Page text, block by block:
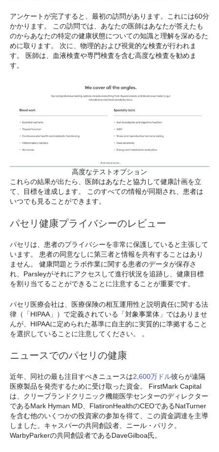
アンケートが完了すると、最初の訪問があります。これには60分
かかります。 この訪問では、あなたの医師はあなたが答えたも
のからあなたの特定の健康状態についての知識と理解を深めるた
めに取ります。 次に、物理的および視覚的な検査が行われま
す。 医師は、血液検査や専門検査を含む高度な検査を勧めま
す。
高度なテストオプション
これらの結果が出たら、医師はあなたと協力して健康計画を立
て、目標を達成します。 このすべての情報が同期され、患者は
いつでも見ることができます。
パセリ健康プライバシーのレビュー
パセリは、患者のプライバシーを非常に保護していると主張して
います。 患者の同意なしに第三者と情報を共有することはあり
ません。 健康問題とラボ作業に関する患者のデータが保存さ
れ、Parsleyがそれにアクセスして進行状況を追跡し、健康目標
を割り当てることができることに注意することが重要です。
パセリ医療会社は、医療保険の相互運用性と説明責任に関する法
律（「HIPAA」）で定義されている「対象事業体」ではありませ
んが、HIPAAに定められた基準に自主的に実質的に準拠すること
を選択していることに注意してください。 。
ニュースでのパセリの健康
近年、同社の最も注目すべきニュースは2,600万ドル彼らが遠隔
医療製品を発売するために受け取った資金。 FirstMark Capital
は、クリーブランドクリニック機能医学センターのディレクター
であるMark Hyman MD、FlatironHealthのCEOであるNatTurner
を含む他のいくつかの投資家の参加を得て、この資金調達を主導
しました。キャスパーの共同創設者、ニール・パリク。
WarbyParkerの共同創設者であるDaveGilboa氏。